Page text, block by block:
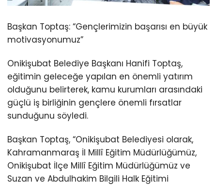
Başkan Toptaş: “Gençlerimizin başarısı en büyük
motivasyonumuz”
Onikişubat Belediye Başkanı Hanifi Toptaş,
eğitimin geleceğe yapılan en önemli yatırım
olduğunu belirterek, kamu kurumları arasındaki
güçlü iş birliğinin gençlere önemli fırsatlar
sunduğunu söyledi.
Başkan Toptaş, “Onikişubat Belediyesi olarak,
Kahramanmaraş İl Millî Eğitim Müdürlüğümüz,
Onikişubat İlçe Millî Eğitim Müdürlüğümüz ve
Suzan ve Abdulhakim Bilgili Halk Eğitimi